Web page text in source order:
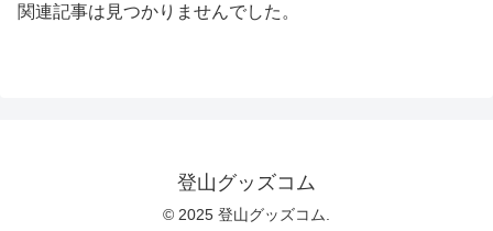
関連記事は見つかりませんでした。
登山グッズコム
© 2025 登山グッズコム.